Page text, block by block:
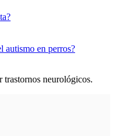
autismo en perros?
trastornos neurológicos.